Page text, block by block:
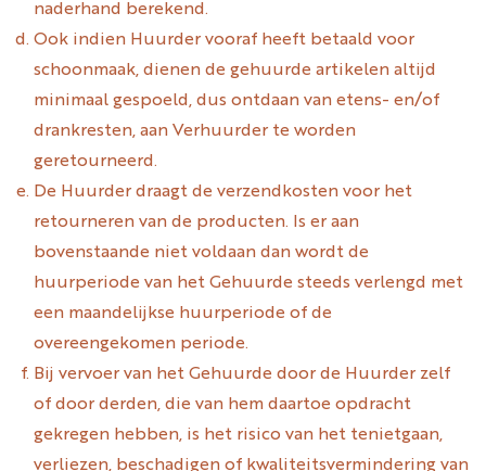
naderhand berekend.
Ook indien Huurder vooraf heeft betaald voor
schoonmaak, dienen de gehuurde artikelen altijd
minimaal gespoeld, dus ontdaan van etens- en/of
drankresten, aan Verhuurder te worden
geretourneerd.
De Huurder draagt de verzendkosten voor het
retourneren van de producten. Is er aan
bovenstaande niet voldaan dan wordt de
huurperiode van het Gehuurde steeds verlengd met
een maandelijkse huurperiode of de
overeengekomen periode.
Bij vervoer van het Gehuurde door de Huurder zelf
of door derden, die van hem daartoe opdracht
gekregen hebben, is het risico van het tenietgaan,
verliezen, beschadigen of kwaliteitsvermindering van